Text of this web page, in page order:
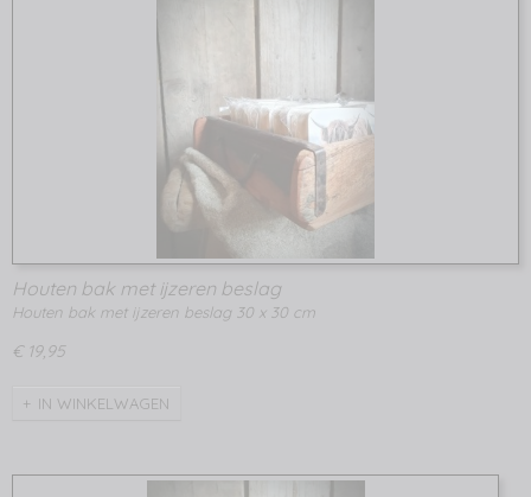
Houten bak met ijzeren beslag
Houten bak met ijzeren beslag 30 x 30 cm
€ 19,95
IN WINKELWAGEN